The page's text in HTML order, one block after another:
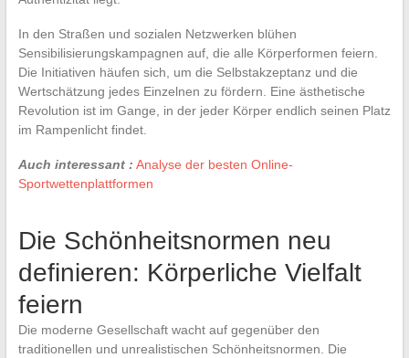
In den Straßen und sozialen Netzwerken blühen
Sensibilisierungskampagnen auf, die alle Körperformen feiern.
Die Initiativen häufen sich, um die Selbstakzeptanz und die
Wertschätzung jedes Einzelnen zu fördern. Eine ästhetische
Revolution ist im Gange, in der jeder Körper endlich seinen Platz
im Rampenlicht findet.
Auch interessant : Analyse der besten Online-
Sportwettenplattformen
Die Schönheitsnormen neu
definieren: Körperliche Vielfalt
feiern
Die moderne Gesellschaft wacht auf gegenüber den
traditionellen und unrealistischen Schönheitsnormen. Die